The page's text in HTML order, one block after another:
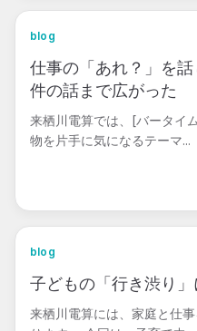
blog
仕事の「あれ？」を
件の話まで広がった
来栖川電算では、[バータイ
物を片手に気になるテーマ...
blog
子どもの「行き渋り
来栖川電算には、家庭と仕